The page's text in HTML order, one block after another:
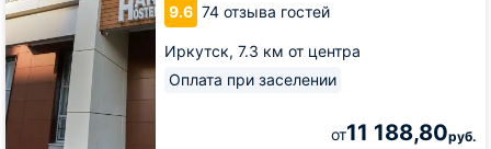
9.6 74 отзыва гостей
Иркутск, 7.3 км от центра
Оплата при заселении
от11 188,80руб.